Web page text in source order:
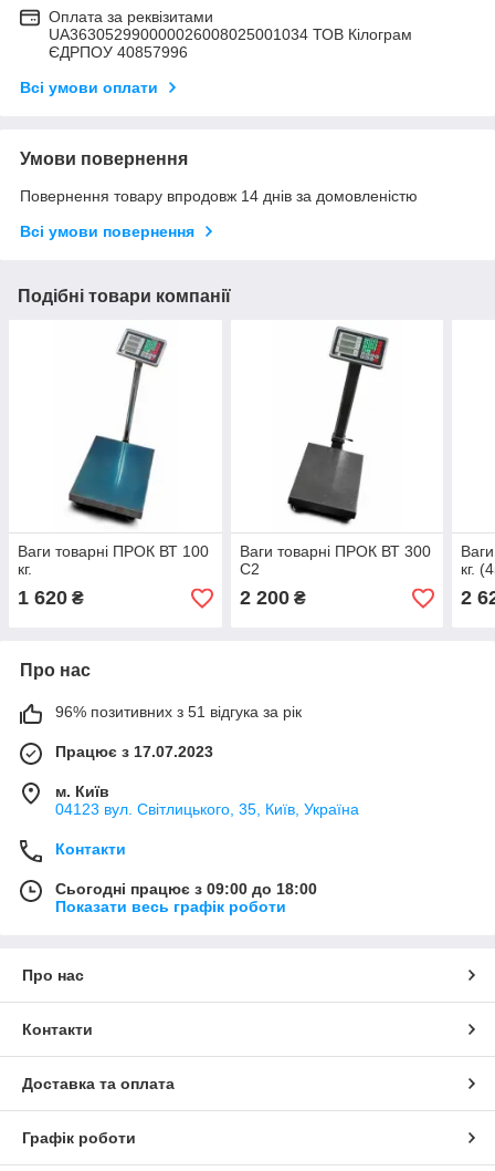
Оплата за реквізитами
UA363052990000026008025001034 ТОВ Кілограм
ЄДРПОУ 40857996
Всі умови оплати
Умови повернення
Повернення товару впродовж 14 днів за домовленістю
Всі умови повернення
Подібні товари компанії
Ваги товарні ПРОК ВТ 100
кг.
1 620 ₴
Ваги товарні ПРОК ВТ 300
С2
2 200₴
кг.
2
Про нас
96% позитивних з 51 відгука за рік
Працює з 17.07.2023
м. Київ
04123 вул. Світлицького, 35, Київ, Україна
Контакти
Сьогодні працює з 09:00 до 18:00
Показати весь графік роботи
Про нас
Контакти
Доставка та оплата
Графік роботи